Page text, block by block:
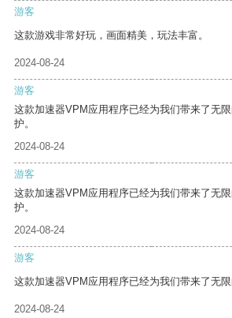
游客
这款游戏非常好玩，画面精美，玩法丰富。
2024-08-24
游客
这款加速器VPM应用程序已经为我们带来了无
护。
2024-08-24
游客
这款加速器VPM应用程序已经为我们带来了无
护。
2024-08-24
游客
这款加速器VPM应用程序已经为我们带来了无限
2024-08-24